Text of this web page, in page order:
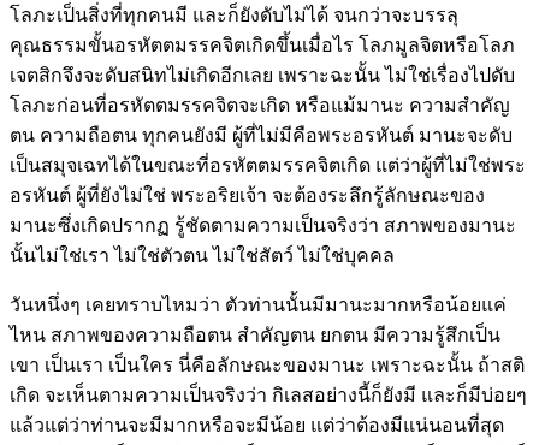
โลภะเป็นสิ่งที่ทุกคนมี และก็ยังดับไม่ได้ จนกว่าจะบรรลุ
คุณธรรมขั้นอรหัตตมรรคจิตเกิดขึ้นเมื่อไร โลภมูลจิตหรือโลภ
เจตสิกจึงจะดับสนิทไม่เกิดอีกเลย เพราะฉะนั้น ไม่ใช่เรื่องไปดับ
โลภะก่อนที่อรหัตตมรรคจิตจะเกิด หรือแม้มานะ ความสำคัญ
ตน ความถือตน ทุกคนยังมี ผู้ที่ไม่มีคือพระอรหันต์ มานะจะดับ
เป็นสมุจเฉทได้ในขณะที่อรหัตตมรรคจิตเกิด แต่ว่าผู้ที่ไม่ใช่พระ
อรหันต์ ผู้ที่ยังไม่ใช่ พระอริยเจ้า จะต้องระลึกรู้ลักษณะของ
มานะซึ่งเกิดปรากฏ รู้ชัดตามความเป็นจริงว่า สภาพของมานะ
นั้นไม่ใช่เรา ไม่ใช่ตัวตน ไม่ใช่สัตว์ ไม่ใช่บุคคล
วันหนึ่งๆ เคยทราบไหมว่า ตัวท่านนั้นมีมานะมากหรือน้อยแค่
ไหน สภาพของความถือตน สำคัญตน ยกตน มีความรู้สึกเป็น
เขา เป็นเรา เป็นใคร นี่คือลักษณะของมานะ เพราะฉะนั้น ถ้าสติ
เกิด จะเห็นตามความเป็นจริงว่า กิเลสอย่างนี้ก็ยังมี และก็มีบ่อยๆ
แล้วแต่ว่าท่านจะมีมากหรือจะมีน้อย แต่ว่าต้องมีแน่นอนที่สุด